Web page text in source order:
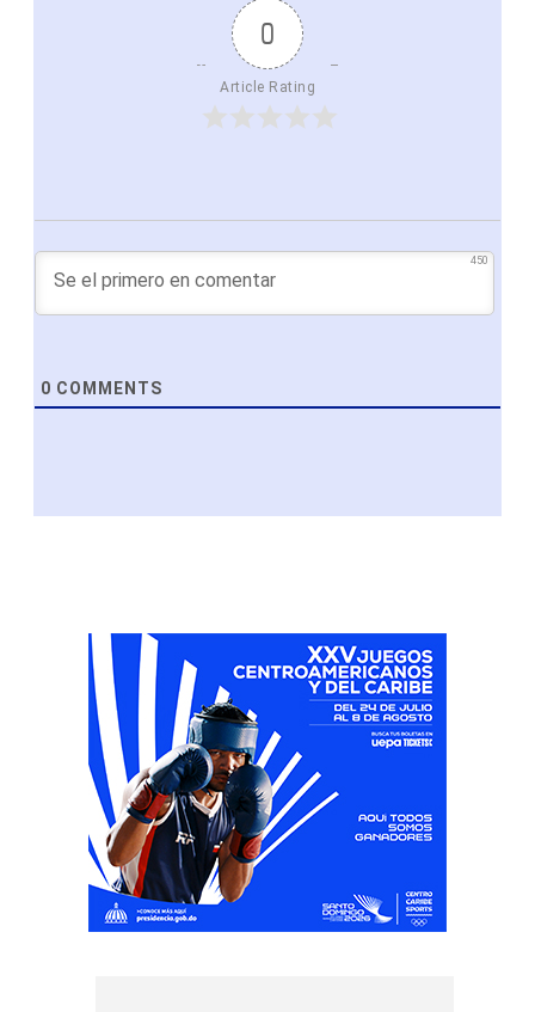
0
Article Rating
450
0 COMMENTS